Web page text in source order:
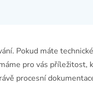
Pokud máte
pro vás příležitost,
procesní